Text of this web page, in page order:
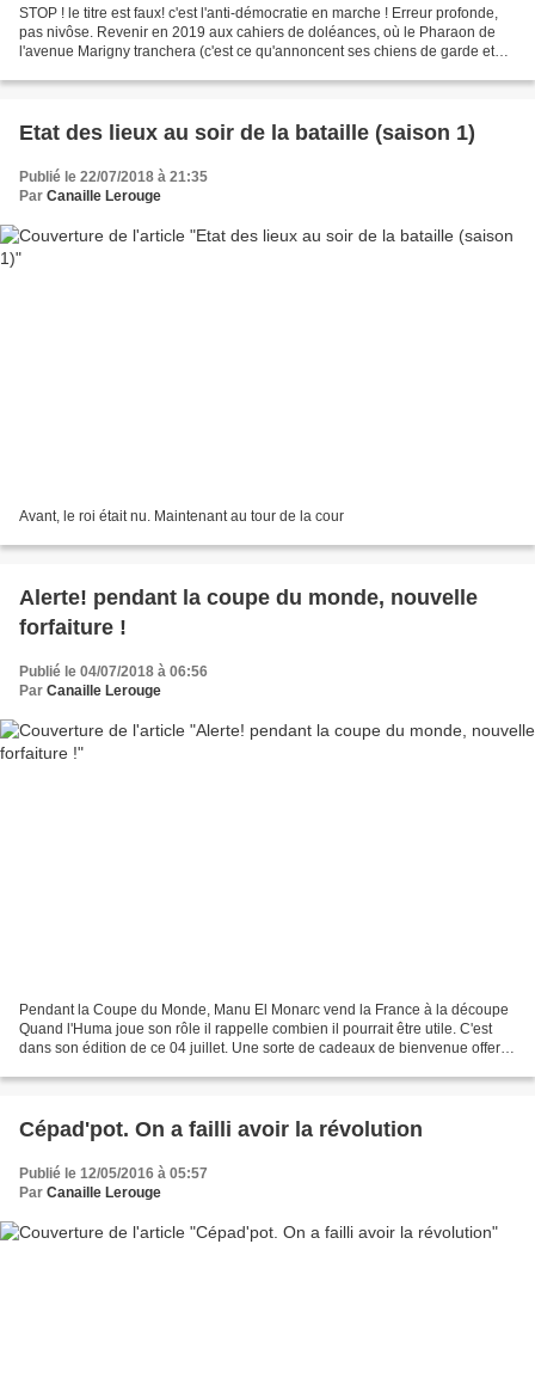
STOP ! le titre est faux! c'est l'anti-démocratie en marche ! Erreur profonde,
pas nivôse. Revenir en 2019 aux cahiers de doléances, où le Pharaon de
l'avenue Marigny tranchera (c'est ce qu'annoncent ses chiens de garde et
Etat des lieux au soir de la bataille (saison 1)
Publié le 22/07/2018 à 21:35
Par Canaille Lerouge
Avant, le roi était nu. Maintenant au tour de la cour
Alerte! pendant la coupe du monde, nouvelle
forfaiture !
Publié le 04/07/2018 à 06:56
Par Canaille Lerouge
Pendant la Coupe du Monde, Manu El Monarc vend la France à la découpe
Quand l'Huma joue son rôle il rappelle combien il pourrait être utile. C'est
dans son édition de ce 04 juillet. Une sorte de cadeaux de bienvenue offert
Cépad'pot. On a failli avoir la révolution
Publié le 12/05/2016 à 05:57
Par Canaille Lerouge